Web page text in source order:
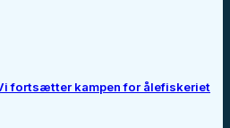
fortsætter kampen for ålefiskeriet